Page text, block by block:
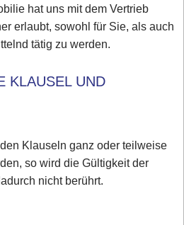
hat uns mit dem Vertrieb
erlaubt, sowohl für Sie, als auch
tätig zu werden.
KLAUSEL UND
Klauseln ganz oder teilweise
so wird die Gültigkeit der
nicht berührt.